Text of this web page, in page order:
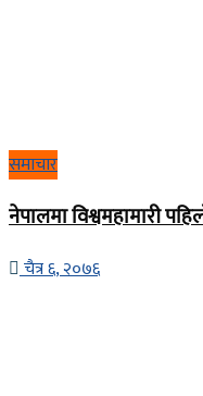
समाचार
नेपालमा विश्वमहामारी
चैत्र ६, २०७६